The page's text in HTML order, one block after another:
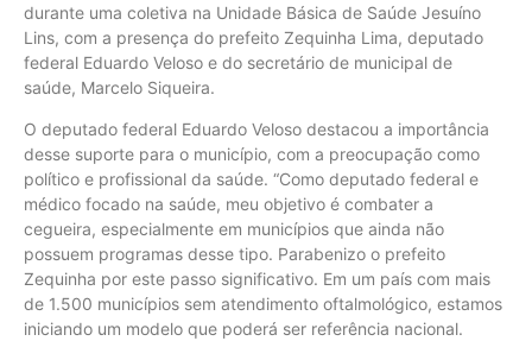
durante uma coletiva na Unidade Básica de Saúde Jesuíno
Lins, com a presença do prefeito Zequinha Lima, deputado
federal Eduardo Veloso e do secretário de municipal de
saúde, Marcelo Siqueira.
O deputado federal Eduardo Veloso destacou a importância
desse suporte para o município, com a preocupação como
político e profissional da saúde. “Como deputado federal e
médico focado na saúde, meu objetivo é combater a
cegueira, especialmente em municípios que ainda não
possuem programas desse tipo. Parabenizo o prefeito
Zequinha por este passo significativo. Em um país com mais
de 1.500 municípios sem atendimento oftalmológico, estamos
iniciando um modelo que poderá ser referência nacional.